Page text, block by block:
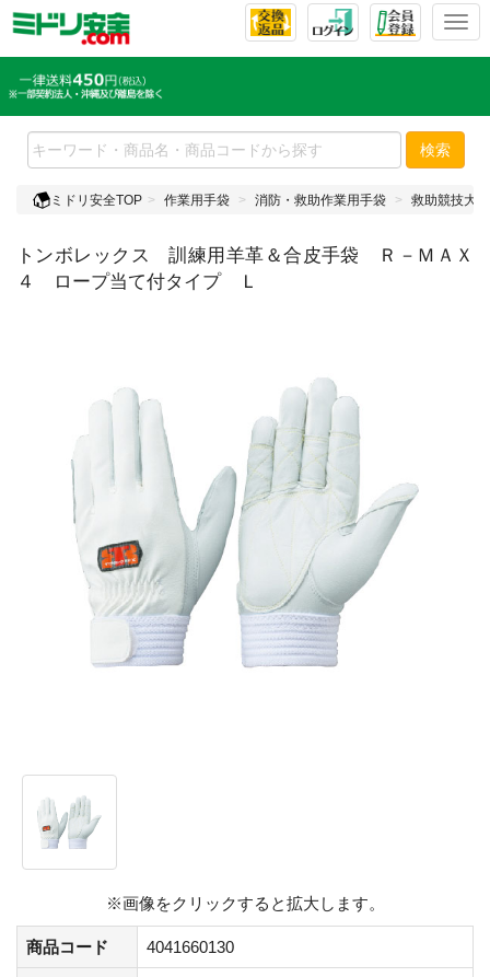
T
l
e
n
v
g
検索
ミドリ安全TOP 作業用手袋 消防・救助作業用手袋 救助競技大
トンボレックス 訓練用羊革＆合皮手袋 Ｒ－ＭＡＸ
４ ロープ当て付タイプ Ｌ
※画像をクリックすると拡大します。
商品コード 4041660130